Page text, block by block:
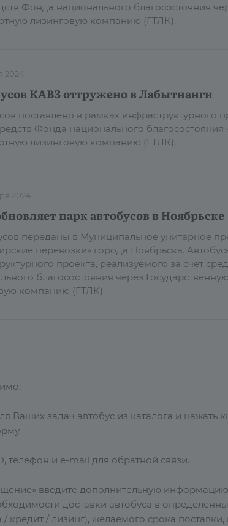
Фонда национального благосостояния
лизинговую компанию (ГТЛК).
2024
КАВЗ отгружено в Лабытнанги
поставлено в рамках инфраструктурного
Фонда национального благосостояния
лизинговую компанию (ГТЛК).
2024
парк автобусов в Ноябрьске
переданы в Муниципальное унитарное
перевозки» города Ноябрьска.
проекта, реализуемого за счет
благосостояния через
компанию (ГТЛК).
задач автобус из каталога и нажать
и e-mail для обратной связи.
введите дополнительную
доставки автобуса в
кредит / лизинг), желаемого срока